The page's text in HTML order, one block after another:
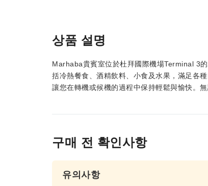
상품 설명
Marhaba貴賓室位於杜拜國際機場Terminal 3
括冷熱餐食、酒精飲料、小食及水果，滿足各
讓您在轉機或候機的過程中保持輕鬆與愉快。
구매 전 확인사항
유의사항